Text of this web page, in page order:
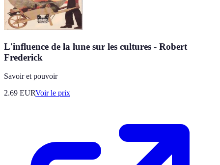
L'influence de la lune sur les cultures - Robert
Frederick
Savoir et pouvoir
2.69 EURVoir le prix